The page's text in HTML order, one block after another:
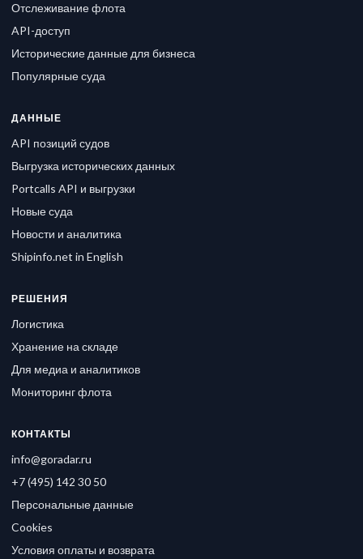
Отслеживание флота
API-доступ
Исторические данные для бизнеса
Популярные суда
ДАННЫЕ
API позиций судов
Выгрузка исторических данных
Portcalls API и выгрузки
Новые суда
Новости и аналитика
Shipinfo.net in English
РЕШЕНИЯ
Логистика
Хранение на складе
Для медиа и аналитиков
Мониторинг флота
КОНТАКТЫ
info@goradar.ru
+7 (495) 142 30 50
Персональные данные
Cookies
Условия оплаты и возврата